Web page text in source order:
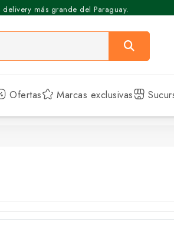
más grande del Paraguay.
Express - Retirás en 30 min.
Ofertas Marcas exclusivas